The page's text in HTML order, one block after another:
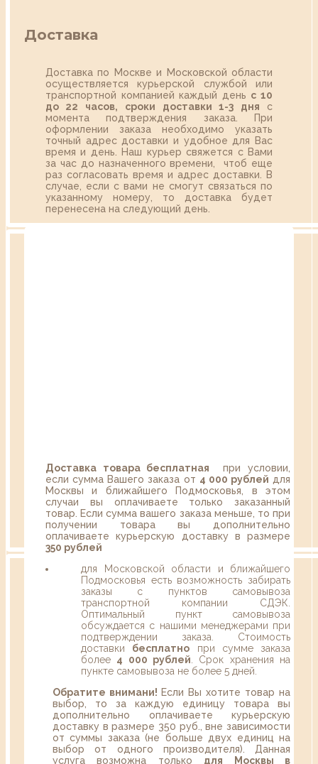
Доставка
Доставка по Москве и Московской области
осуществляется курьерской службой или
транспортной компанией каждый день с 10
до 22 часов,
сроки доставки 1-3 дня с
момента подтверждения заказа. При
оформлении заказа необходимо указать
точный адрес доставки и удобное для Вас
время и день. Наш курьер свяжется с Вами
за час до назначенного времени, чтоб еще
раз согласовать время и адрес доставки. В
случае, если с вами не смогут связаться по
указанному номеру, то доставка будет
перенесена на следующий день.
Доставка товара бесплатная при условии,
если сумма Вашего заказа от 4 000 рублей для
Москвы и ближайшего Подмосковья, в этом
случаи вы оплачиваете только заказанный
товар. Если сумма вашего заказа меньше, то при
получении товара вы дополнительно
оплачиваете курьерскую доставку в размере
350 рублей
для Московской области и ближайшего
Подмосковья есть возможность забирать
заказы с пунктов самовывоза
транспортной компании СДЭК.
Оптимальный пункт самовывоза
обсуждается с нашими менеджерами при
подтверждении заказа. Стоимость
доставки бесплатно при сумме заказа
более 4 000 рублей . Срок хранения на
пункте самовывоза не более 5 дней.
Обратите внимани! Если Вы хотите товар на
выбор, то за каждую единицу товара вы
дополнительно оплачиваете курьерскую
доставку в размере 350 руб., вне зависимости
от суммы заказа (не больше двух единиц на
выбор от одного производителя). Данная
услуга возможна только для Москвы в